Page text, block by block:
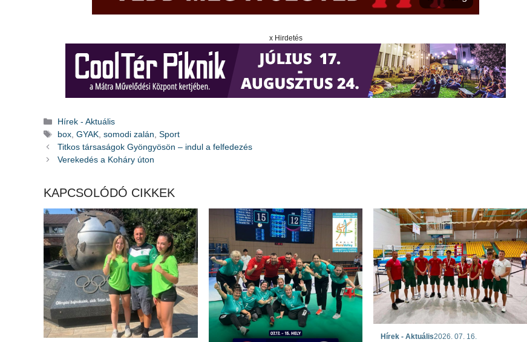
x Hirdetés
Kategória
Hírek - Aktuális
Címkék
box,GYAK,somodi zalán,Sport
Titkos társaságok Gyöngyösön – indul a felfedezés
Verekedés a Koháry úton
KAPCSOLÓDÓ CIKKEK
Hírek - Aktuális2026. 07. 16.